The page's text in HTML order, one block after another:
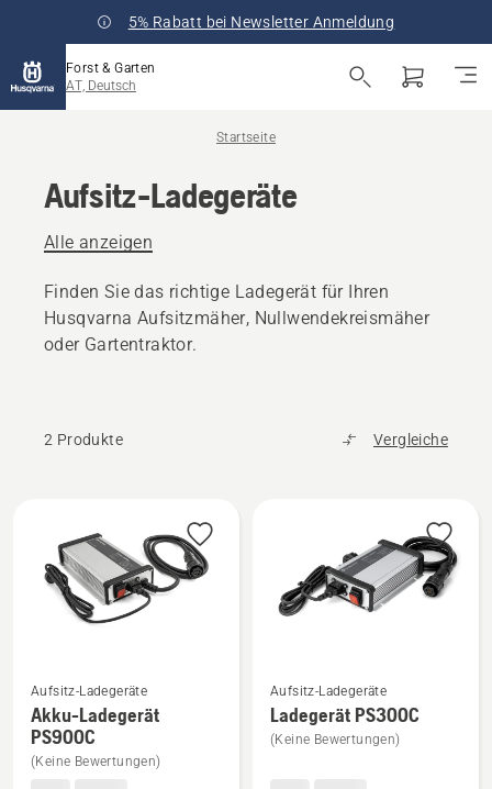
5% Rabatt bei Newsletter Anmeldung
Forst & Garten
AT, Deutsch
Startseite
Aufsitz-Ladegeräte
Alle anzeigen
Finden Sie das richtige Ladegerät für Ihren
Husqvarna Aufsitzmäher, Nullwendekreismäher
oder Gartentraktor.
2 Produkte Vergleiche
Produkte
Details
zu
Akku-
Ladegerät
Aufsitz-Ladegeräte
Akku-Ladegerät
PS900C
(Keine Bewertungen)
Details
zu
Ladegerät
Aufsitz-Ladegeräte
Ladegerät PS300C
(Keine Bewertungen)